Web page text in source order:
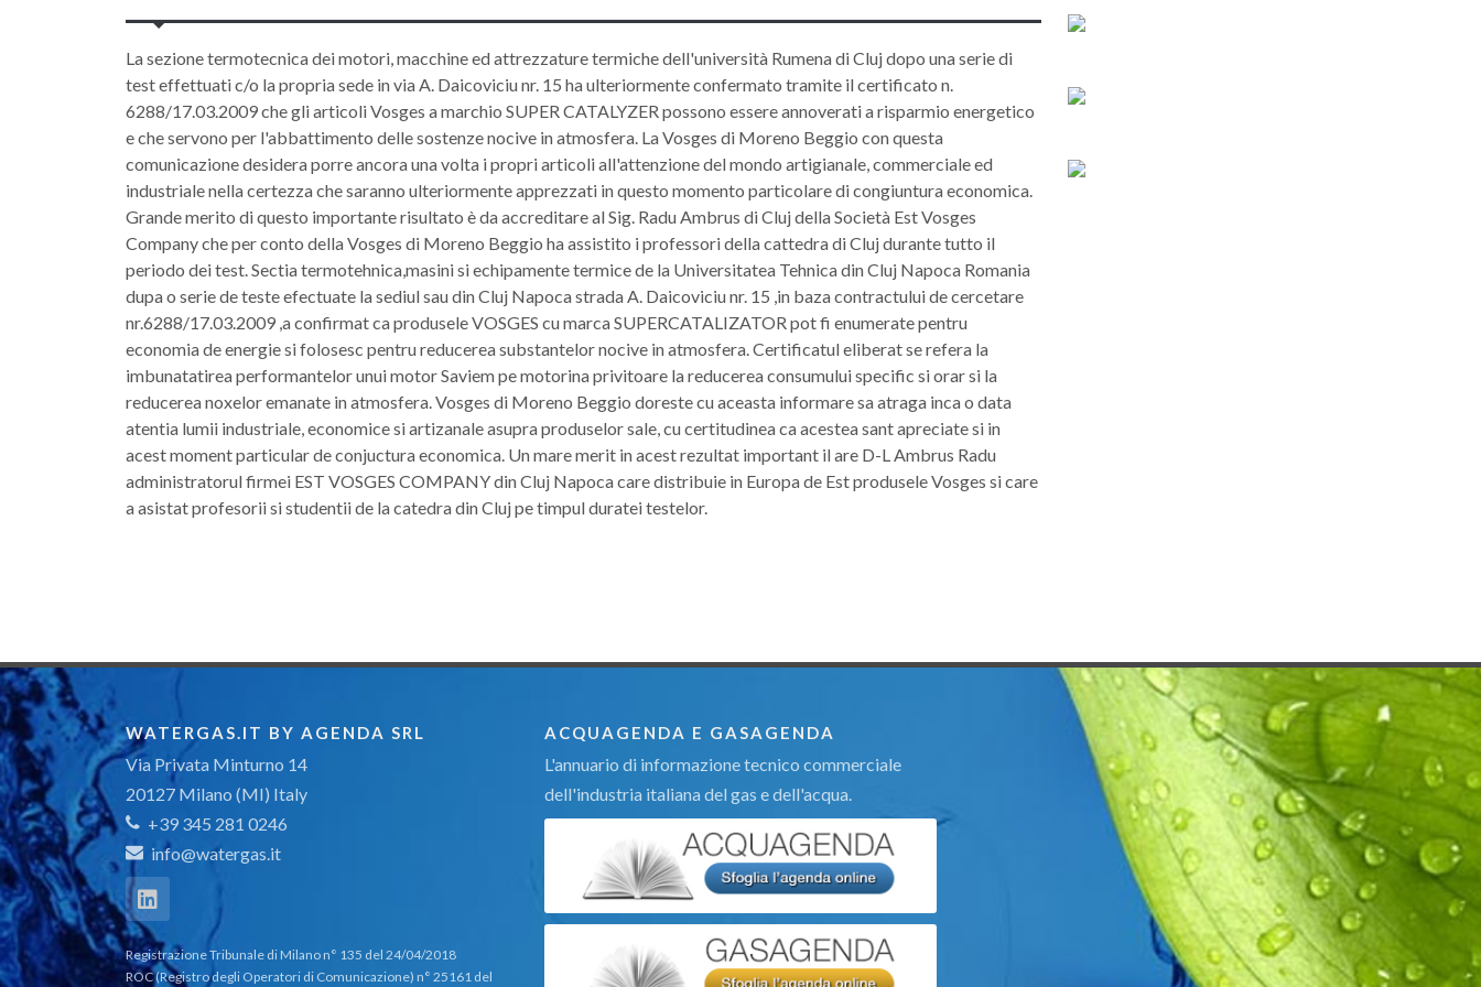
La sezione termotecnica dei motori, macchine ed attrezzature termiche dell'università Rumena di Cluj dopo una serie di
test effettuati c/o la propria sede in via A. Daicoviciu nr. 15 ha ulteriormente confermato tramite il certificato n.
6288/17.03.2009 che gli articoli Vosges a marchio SUPER CATALYZER possono essere annoverati a risparmio energetico
e che servono per l'abbattimento delle sostenze nocive in atmosfera. La Vosges di Moreno Beggio con questa
comunicazione desidera porre ancora una volta i propri articoli all'attenzione del mondo artigianale, commerciale ed
industriale nella certezza che saranno ulteriormente apprezzati in questo momento particolare di congiuntura economica.
Grande merito di questo importante risultato è da accreditare al Sig. Radu Ambrus di Cluj della Società Est Vosges
Company che per conto della Vosges di Moreno Beggio ha assistito i professori della cattedra di Cluj durante tutto il
periodo dei test. Sectia termotehnica,masini si echipamente termice de la Universitatea Tehnica din Cluj Napoca Romania
dupa o serie de teste efectuate la sediul sau din Cluj Napoca strada A. Daicoviciu nr. 15 ,in baza contractului de cercetare
nr.6288/17.03.2009 ,a confirmat ca produsele VOSGES cu marca SUPERCATALIZATOR pot fi enumerate pentru
economia de energie si folosesc pentru reducerea substantelor nocive in atmosfera. Certificatul eliberat se refera la
imbunatatirea performantelor unui motor Saviem pe motorina privitoare la reducerea consumului specific si orar si la
reducerea noxelor emanate in atmosfera. Vosges di Moreno Beggio doreste cu aceasta informare sa atraga inca o data
atentia lumii industriale, economice si artizanale asupra produselor sale, cu certitudinea ca acestea sant apreciate si in
acest moment particular de conjuctura economica. Un mare merit in acest rezultat important il are D-L Ambrus Radu
administratorul firmei EST VOSGES COMPANY din Cluj Napoca care distribuie in Europa de Est produsele Vosges si care
a asistat profesorii si studentii de la catedra din Cluj pe timpul duratei testelor.
WATERGAS.IT BY AGENDA SRL
Via Privata Minturno 14
20127 Milano (MI) Italy
+39 345 281 0246
info@watergas.it
Registrazione Tribunale di Milano n° 135 del 24/04/2018
ROC (Registro degli Operatori di Comunicazione) n° 25161 del
ACQUAGENDA E GASAGENDA
L'annuario di informazione tecnico commerciale
dell'industria italiana del gas e dell'acqua.